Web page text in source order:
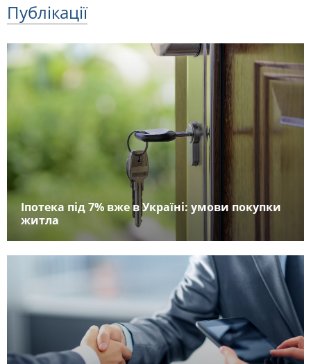
Публікації
Іпотека під 7% вже в Україні: умови покупки
житла